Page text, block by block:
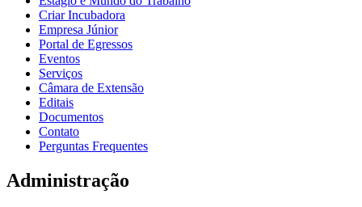
Criar Incubadora
Empresa Júnior
Portal de Egressos
Eventos
Serviços
Câmara de Extensão
Editais
Documentos
Contato
Perguntas Frequentes
Administração